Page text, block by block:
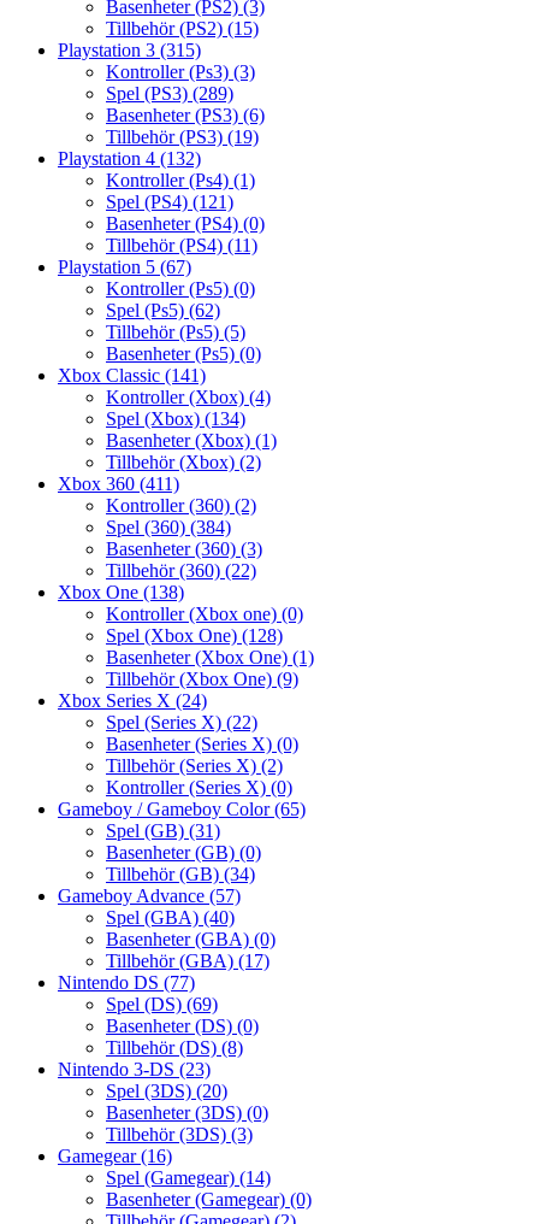
Basenheter (PS2) (3)
Tillbehör (PS2) (15)
Playstation 3 (315)
Kontroller (Ps3) (3)
Spel (PS3) (289)
Basenheter (PS3) (6)
Tillbehör (PS3) (19)
Playstation 4 (132)
Kontroller (Ps4) (1)
Spel (PS4) (121)
Basenheter (PS4) (0)
Tillbehör (PS4) (11)
Playstation 5 (67)
Kontroller (Ps5) (0)
Spel (Ps5) (62)
Tillbehör (Ps5) (5)
Basenheter (Ps5) (0)
Xbox Classic (141)
Kontroller (Xbox) (4)
Spel (Xbox) (134)
Basenheter (Xbox) (1)
Tillbehör (Xbox) (2)
Xbox 360 (411)
Kontroller (360) (2)
Spel (360) (384)
Basenheter (360) (3)
Tillbehör (360) (22)
Xbox One (138)
Kontroller (Xbox one) (0)
Spel (Xbox One) (128)
Basenheter (Xbox One) (1)
Tillbehör (Xbox One) (9)
Xbox Series X (24)
Spel (Series X) (22)
Basenheter (Series X) (0)
Tillbehör (Series X) (2)
Kontroller (Series X) (0)
Gameboy / Gameboy Color(65)
Spel (GB) (31)
Basenheter (GB) (0)
Tillbehör (GB) (34)
Gameboy Advance (57)
Spel (GBA) (40)
Basenheter (GBA) (0)
Tillbehör (GBA) (17)
Nintendo DS (77)
Spel (DS) (69)
Basenheter (DS) (0)
Tillbehör (DS) (8)
Nintendo 3-DS (23)
Spel (3DS) (20)
Basenheter (3DS) (0)
Tillbehör (3DS) (3)
Gamegear(16)
Spel (Gamegear) (14)
Basenheter (Gamegear) (0)